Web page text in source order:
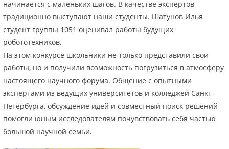
начинается с маленьких шагов. В качестве экспертов
традиционно выступают наши студенты. Шатунов Илья
студент группы 1051 оценивал работы будущих
робототехников.
На этом конкурсе школьники не только представили свои
работы, но и получили возможность погрузиться в атмосферу
настоящего научного форума. Общение с опытными
экспертами из ведущих университетов и колледжей Санкт-
Петербурга, обсуждение идей и совместный поиск решений
помогли юным исследователям почувствовать себя частью
большой научной семьи.